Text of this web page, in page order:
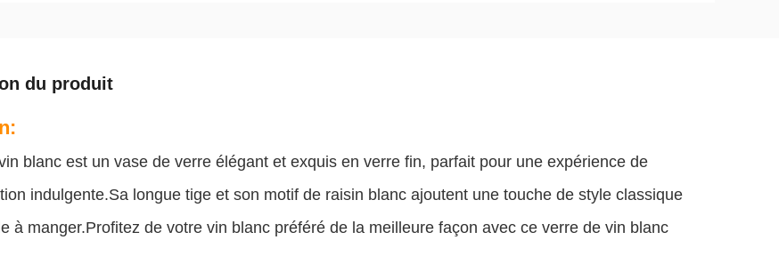
du produit
blanc est un vase de verre élégant et exquis en verre fin, parfait pour une expérience de
indulgente.Sa longue tige et son motif de raisin blanc ajoutent une touche de style classique
à manger.Profitez de votre vin blanc préféré de la meilleure façon avec ce verre de vin blanc